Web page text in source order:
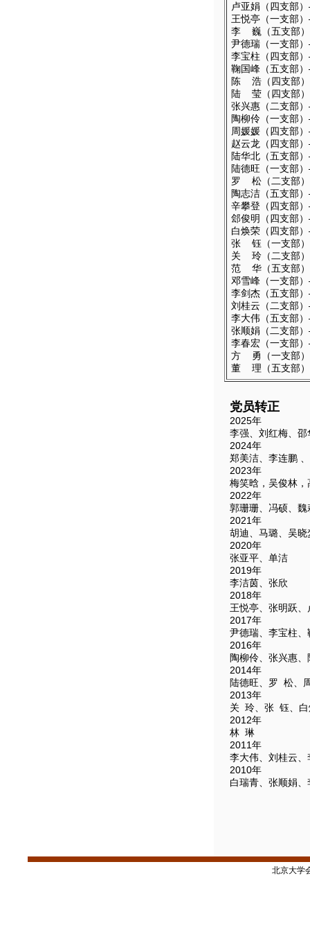
卢亚娟（四支部
王悦亭（一支部
李
巍（五支部
尹德瑞（一支部
李宝柱（四支部
鞠国峰（五支部
陈
浩（四支部
陆
莹（四支部
张兴惠（二支部
陶柳伶（一支部
周媛媛（四支部
赵云龙（四支部
陆华北（五支部
陆德旺（一支部
罗
松（二支部
陶志洁（五支部
辛攀登（四支部
郐俊明（四支部
白焕荣（四支部
张
钰（一支部
关
玲（二支部
范
华（五支部
邓雪峰（一支部
李剑杰（五支部
刘桂云（二支部
李大伟（五支部
张顺娟（二支部
李春宏（一支部
方
勇（一支部
董
理（五支部
党员转正
2025年
李强、刘红梅、
2024年
郑美洁、李连鹏
2023年
梅笑晗，吴俊林
2022年
郭珊珊、冯硕、
2021年
胡迪、马璐、吴晓
2020年
张亚平、单洁
2019年
李洁茵、张欣
2018年
王悦亭、张明跃、
2017年
尹德瑞、李宝柱
2016年
陶柳伶、张兴惠
2014年
陆德旺、罗 松、
2013年
关 玲、张 钰、白
2012年
林 琳
2011年
李大伟、刘桂云
2010年
白瑞青、张顺娟
北京大学